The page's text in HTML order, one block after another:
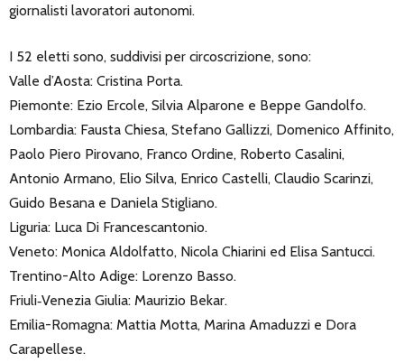
giornalisti lavoratori autonomi.
I 52 eletti sono, suddivisi per circoscrizione, sono:
Valle d’Aosta: Cristina Porta.
Piemonte: Ezio Ercole, Silvia Alparone e Beppe Gandolfo.
Lombardia: Fausta Chiesa, Stefano Gallizzi, Domenico Affinito,
Paolo Piero Pirovano, Franco Ordine, Roberto Casalini,
Antonio Armano, Elio Silva, Enrico Castelli, Claudio Scarinzi,
Guido Besana e Daniela Stigliano.
Liguria: Luca Di Francescantonio.
Veneto: Monica Aldolfatto, Nicola Chiarini ed Elisa Santucci.
Trentino-Alto Adige: Lorenzo Basso.
Friuli‐Venezia Giulia: Maurizio Bekar.
Emilia-Romagna: Mattia Motta, Marina Amaduzzi e Dora
Carapellese.